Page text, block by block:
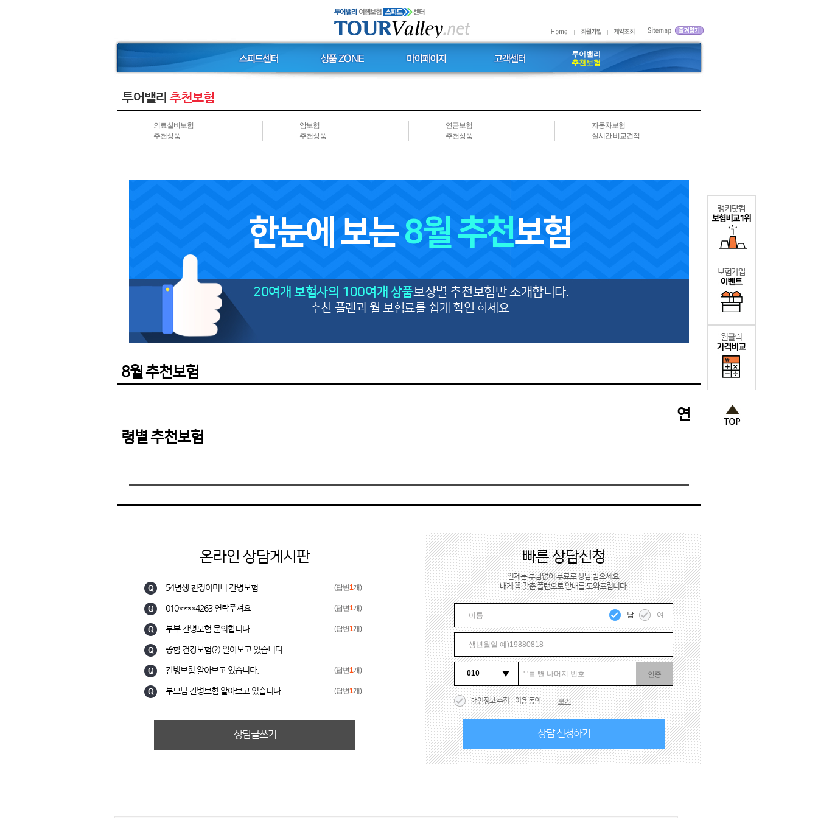
투어밸리
추천보험
의료실비보험
추천상품
암보험
추천상품
연금보험
추천상품
자동차보험
실시간 비교견적
한눈에 보는8월 추천보험
20여개 보험사의 100여개 상품보장별 추천보험만 소개합니다.
추천 플랜과 월 보험료를 쉽게 확인 하세요.
8월 추천보험
연
령별 추천보험
온라인 상담게시판
54년생 친정어머니 간병보험 (답변1개)
010****4263 연락주셔요 (답변1개)
부부 간병보험 문의합니다. (답변1개)
종합 건강보험(?) 알아보고 있습니다
간병보험 알아보고 있습니다. (답변1개)
부모님 간병보험 알아보고 있습니다. (답변1개)
상담글쓰기
빠른 상담신청
언제든 부담없이 무료로 상담 받으세요.
내게 꼭 맞춘 플랜으로 안내를 도와드립니다.
남 여
인증
개인정보 수집·이용 동의 보기
상담 신청하기